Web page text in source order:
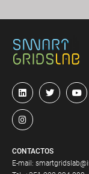
CONTACTOS
E-mail: